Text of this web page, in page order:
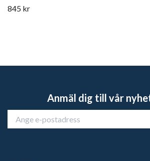
845 kr
Anmäl dig till vår